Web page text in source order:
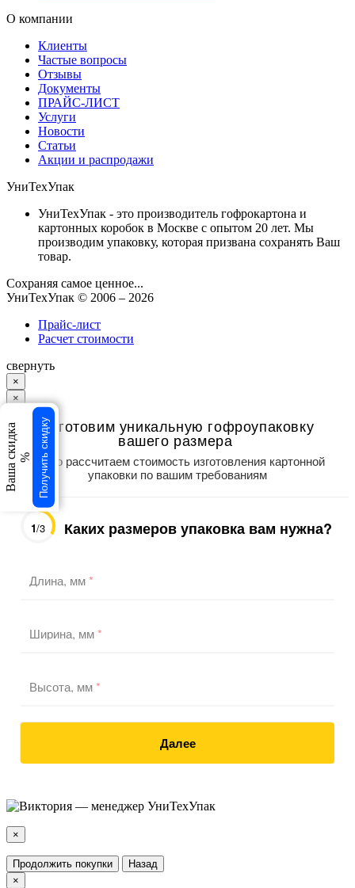
О компании
Клиенты
Частые вопросы
Отзывы
Документы
ПРАЙС-ЛИСТ
Услуги
Новости
Статьи
Акции и распродажи
УниТехУпак
УниТехУпак - это производитель гофрокартона и
картонных коробок в Москве с опытом 20 лет. Мы
производим упаковку, которая призвана сохранять Ваш
товар.
Сохраняя самое ценное...
УниТехУпак © 2006 – 2026
Прайс-лист
Расчет стоимости
свернуть
×
×
Изготовим уникальную гофроупаковку
вашего размера
Точно рассчитаем стоимость изготовления картонной
упаковки по вашим требованиям
1/3 Каких размеров упаковка вам нужна?
Длина, мм*
Ширина, мм*
Высота, мм*
Далее
×
Продолжить покупки
Назад
×
Ваша скидка % Получить скидку